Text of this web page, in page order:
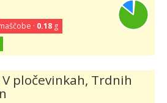
· 0.18g
V pločevinkah, Trdnih